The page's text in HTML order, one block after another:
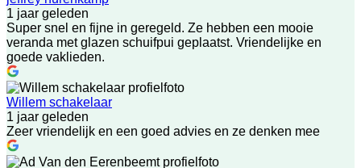
1 jaar geleden
Super snel en fijne in geregeld. Ze hebben een mooie
veranda met glazen schuifpui geplaatst. Vriendelijke en
goede vaklieden.
Willem schakelaar
1 jaar geleden
Zeer vriendelijk en een goed advies en ze denken mee